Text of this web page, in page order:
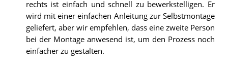
rechts ist einfach und schnell zu bewerkstelligen. Er
wird mit einer einfachen Anleitung zur Selbstmontage
geliefert, aber wir empfehlen, dass eine zweite Person
bei der Montage anwesend ist, um den Prozess noch
einfacher zu gestalten.